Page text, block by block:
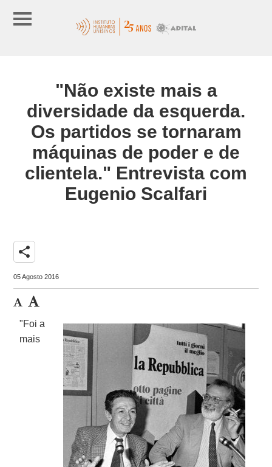
"Não existe mais a
diversidade da esquerda.
Os partidos se tornaram
máquinas de poder e de
clientela." Entrevista com
Eugenio Scalfari
share
05 Agosto 2016
"Foi a
mais